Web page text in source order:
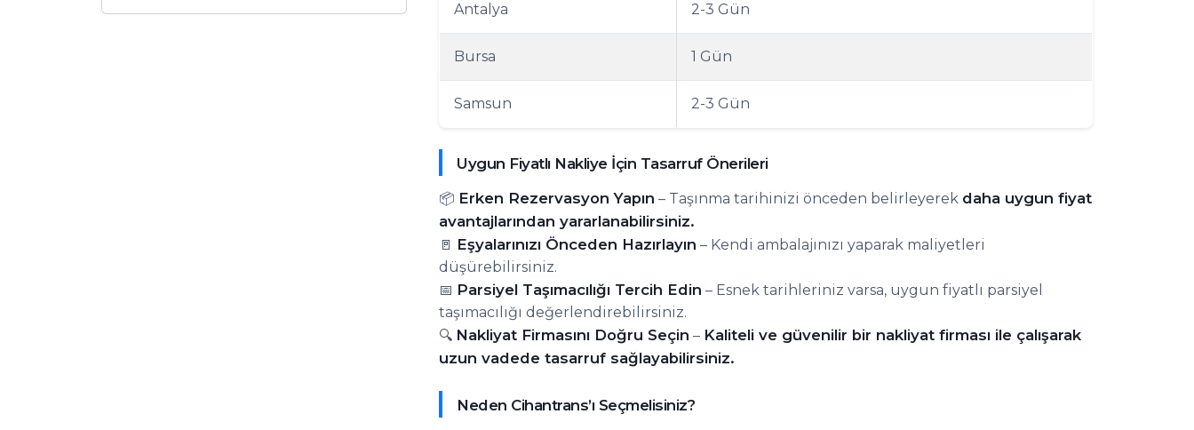
Antalya 2-3 Gün
Bursa 1 Gün
Samsun 2-3 Gün
Uygun Fiyatlı Nakliye İçin Tasarruf Önerileri
📦 Erken Rezervasyon Yapın – Taşınma tarihinizi önceden belirleyerek daha uygun fiyat
avantajlarından yararlanabilirsiniz.
🚪 Eşyalarınızı Önceden Hazırlayın – Kendi ambalajınızı yaparak maliyetleri
düşürebilirsiniz.
📅 Parsiyel Taşımacılığı Tercih Edin – Esnek tarihleriniz varsa, uygun fiyatlı parsiyel
taşımacılığı değerlendirebilirsiniz.
🔍 Nakliyat Firmasını Doğru Seçin – Kaliteli ve güvenilir bir nakliyat firması ile çalışarak
uzun vadede tasarruf sağlayabilirsiniz.
Neden Cihantrans’ı Seçmelisiniz?